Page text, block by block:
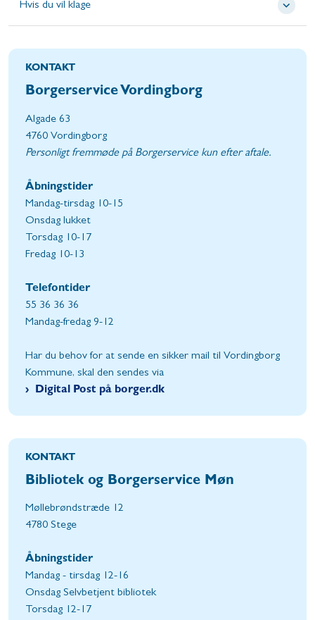
Hvis du vil klage
KONTAKT
Borgerservice Vordingborg
Algade 63
4760 Vordingborg
Personligt fremmøde på Borgerservice kun efter aftale.
Åbningstider
Mandag-tirsdag 10-15
Onsdag lukket
Torsdag 10-17
Fredag 10-13
Telefontider
55 36 36 36
Mandag-fredag 9-12
Har du behov for at sende en sikker mail til Vordingborg
Kommune, skal den sendes via
Digital Post på borger.dk
KONTAKT
Bibliotek og Borgerservice Møn
Møllebrøndstræde 12
4780 Stege
Åbningstider
Mandag - tirsdag 12-16
Onsdag Selvbetjent bibliotek
Torsdag 12-17